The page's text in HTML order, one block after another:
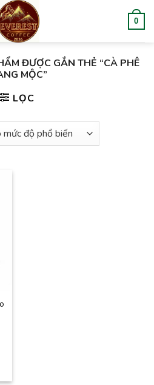
0
ĐƯỢC GẮN THẺ “CÀ PHÊ
MỘC”
LỌC